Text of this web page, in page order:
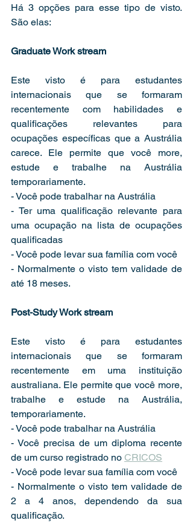
Há 3 opções para esse tipo de visto.
São elas:
Graduate Work stream
Este visto é para estudantes
internacionais que se formaram
recentemente com habilidades e
qualificações relevantes para
ocupações específicas que a Austrália
carece. Ele permite que você more,
estude e trabalhe na Austrália
temporariamente.
- Você pode trabalhar na Austrália
- Ter uma qualificação relevante para
uma ocupação na lista de ocupações
qualificadas
- Você pode levar sua família com você
- Normalmente o visto tem validade de
até 18 meses.
Post-Study Work stream
Este visto é para estudantes
internacionais que se formaram
recentemente em uma instituição
australiana. Ele permite que você more,
trabalhe e estude na Austrália,
temporariamente.
- Você pode trabalhar na Austrália
- Você precisa de um diploma recente
de um curso registrado no CRICOS
- Você pode levar sua família com você
- Normalmente o visto tem validade de
2 a 4 anos, dependendo da sua
qualificação.